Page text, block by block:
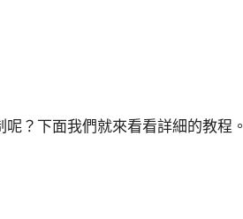
？下面我們就來看看詳細的教程。